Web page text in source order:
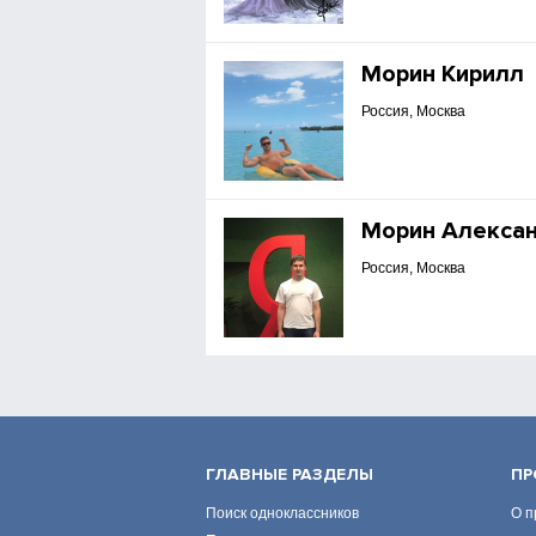
Морин Кирилл
Россия, Москва
Морин
Россия, Москва
ГЛАВНЫЕ РАЗДЕЛЫ
Поиск одноклассников
О